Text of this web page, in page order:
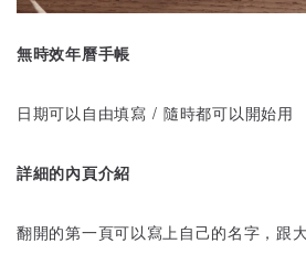
無時效年曆手帳
日期可以自由填寫 / 隨時都可以開始用
詳細的內頁介紹
翻開的第一頁可以寫上自己的名字，跟